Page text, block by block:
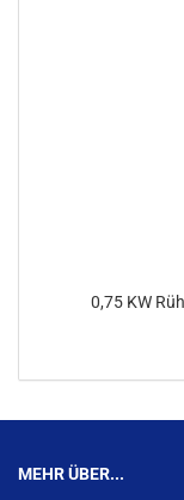
0,75 KW
MEHR ÜBER...